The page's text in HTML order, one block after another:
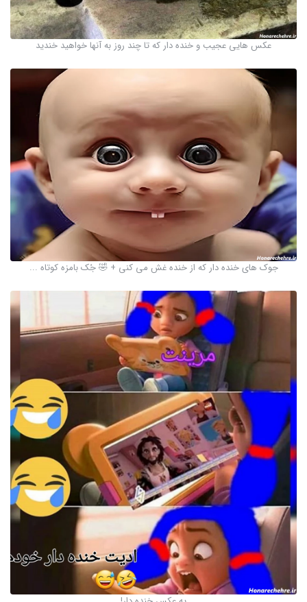
عکس هایی عجیب و خنده دار که تا چند روز به آنها خواهید خندید
جوک های خنده دار که از خنده غش می کنی + 🤣 جُک بامزه کوتاه ...